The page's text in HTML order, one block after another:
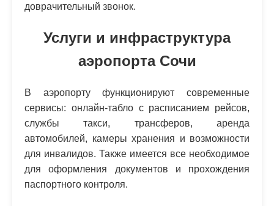
доврачительный звонок.
Услуги и инфраструктура
аэропорта Сочи
В аэропорту функционируют современные
сервисы: онлайн-табло с расписанием рейсов,
службы такси, трансферов, аренда
автомобилей, камеры хранения и возможности
для инвалидов. Также имеется все необходимое
для оформления документов и прохождения
паспортного контроля.